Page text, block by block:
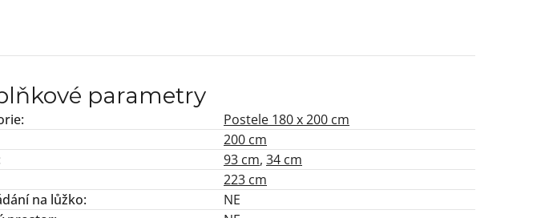
parametry
:
Postele 180 x 200 cm
200 cm
93 cm, 34 cm
223 cm
na lůžko:
NE